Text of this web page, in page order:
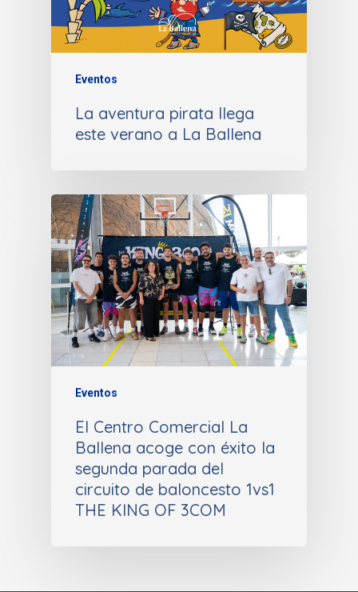
Eventos
La aventura pirata llega
este verano a La Ballena
Eventos
El Centro Comercial La
Ballena acoge con éxito la
segunda parada del
circuito de baloncesto 1vs1
THE KING OF 3COM